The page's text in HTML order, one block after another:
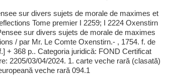
sur divers sujets de morale de maximes et
Tome premier I 2259; I 2224 Oxenstirn
sur divers sujets de morale de maximes
/ par Mr. Le Comte Oxenstirn.- , 1754. f. de
+ 368 p.. Categoria juridică: FOND Certificat
2205/03/04/2024. 1. carte veche rară (clasată)
veche rară 094.1